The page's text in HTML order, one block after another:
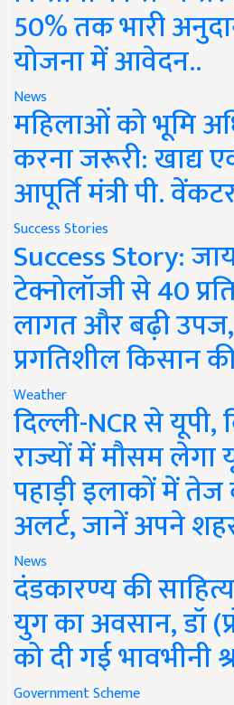
50% तक भारी
योजना में आवेदन..
News
महिलाओं को भूमि
करना जरूरी: खाद्य
आपूर्ति मंत्री पी.
Success Stories
Success Story:
टेक्नोलॉजी से 40
लागत और बढ़ी
प्रगतिशील किसान
Weather
दिल्ली-NCR से
राज्यों में मौसम लेगा
पहाड़ी इलाकों में तेज
अलर्ट, जानें अपने
News
दंडकारण्य की
युग का अवसान, डॉ
को दी गई भावभीनी
Government Scheme